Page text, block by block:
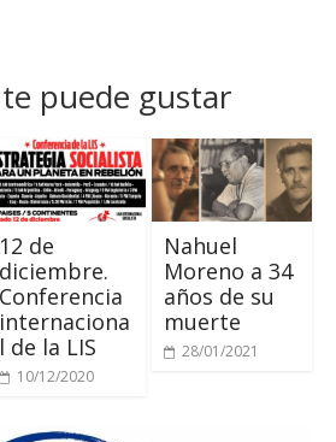
puede gustar
12 de
diciembre.
Conferencia
internaciona
l de la LIS
10/12/2020
Nahuel
Moreno a 34
años de su
muerte
28/01/2021